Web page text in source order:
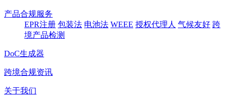
产品合规服务
EPR注册 包装法 电池法 WEEE 授权代理人 气候友好 跨
境产品检测
DoC生成器
跨境合规资讯
关于我们